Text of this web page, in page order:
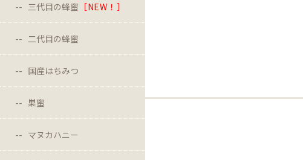
三代目の蜂蜜 ［NEW！］
二代目の蜂蜜
国産はちみつ
巣蜜
マヌカハニー